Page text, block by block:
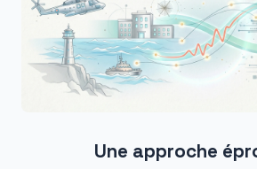
Une approche